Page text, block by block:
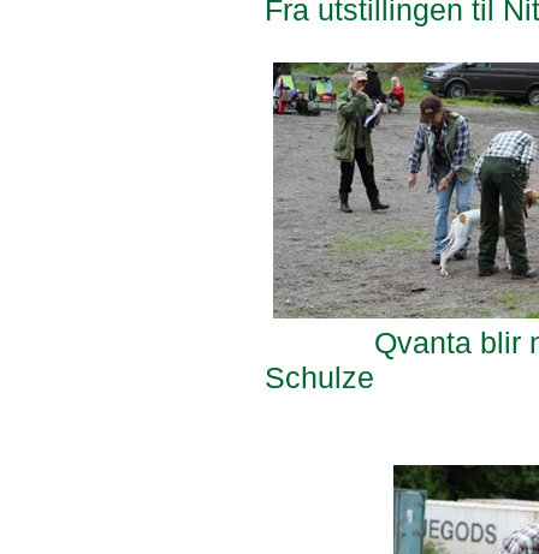
Fra utstillingen til
Qvanta blir
Schulze På